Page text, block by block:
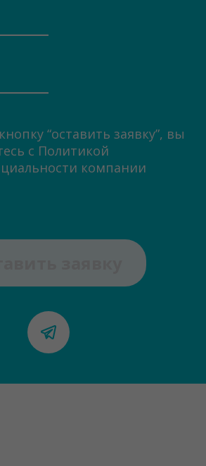
“оставить заявку”, вы
с Политикой
компании